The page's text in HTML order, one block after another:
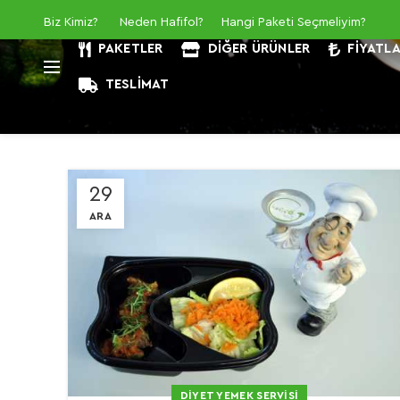
Biz Kimiz? Neden Hafifol? Hangi Paketi Seçmeliyim?
PAKETLER DIĞER ÜRÜNLER
TESLIMAT
29
ARA
DIYET YEMEK SERVISI